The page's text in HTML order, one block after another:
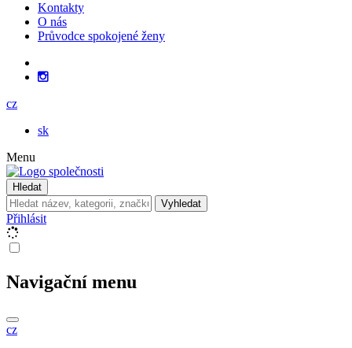
Kontakty
O nás
Průvodce spokojené ženy
cz
sk
Menu
Hledat
Vyhledat
Přihlásit
Navigační menu
cz